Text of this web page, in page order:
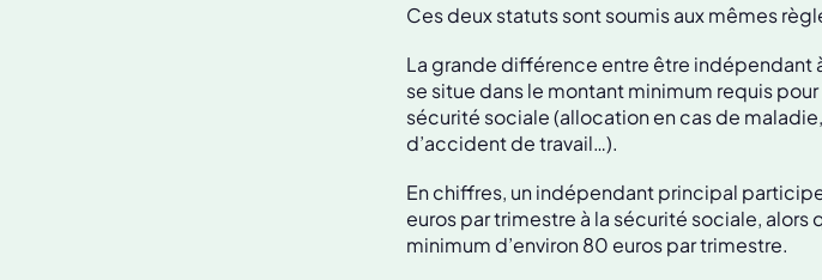
Ces deux statuts sont soumis aux mêmes
La grande différence entre être
se situe dans le montant minimum requis
sécurité sociale (allocation en cas de
d’accident de travail…).
En chiffres, un indépendant principal
euros par trimestre à la sécurité sociale, alors
minimum d’environ 80 euros par trimestre.